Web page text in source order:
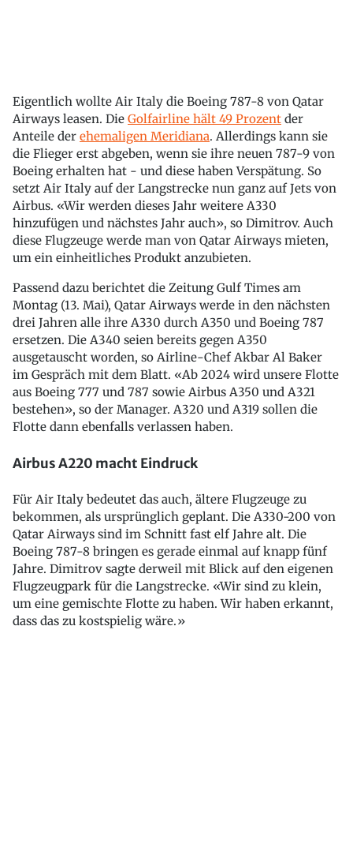
Eigentlich wollte Air Italy die Boeing 787-8 von Qatar
Airways leasen. Die Golfairline hält 49 Prozent der
Anteile der ehemaligen Meridiana. Allerdings kann sie
die Flieger erst abgeben, wenn sie ihre neuen 787-9 von
Boeing erhalten hat - und diese haben Verspätung. So
setzt Air Italy auf der Langstrecke nun ganz auf Jets von
Airbus. «Wir werden dieses Jahr weitere A330
hinzufügen und nächstes Jahr auch», so Dimitrov. Auch
diese Flugzeuge werde man von Qatar Airways mieten,
um ein einheitliches Produkt anzubieten.
Passend dazu berichtet die Zeitung Gulf Times am
Montag (13. Mai), Qatar Airways werde in den nächsten
drei Jahren alle ihre A330 durch A350 und Boeing 787
ersetzen. Die A340 seien bereits gegen A350
ausgetauscht worden, so Airline-Chef Akbar Al Baker
im Gespräch mit dem Blatt. «Ab 2024 wird unsere Flotte
aus Boeing 777 und 787 sowie Airbus A350 und A321
bestehen», so der Manager. A320 und A319 sollen die
Flotte dann ebenfalls verlassen haben.
Airbus A220 macht Eindruck
Für Air Italy bedeutet das auch, ältere Flugzeuge zu
bekommen, als ursprünglich geplant. Die A330-200 von
Qatar Airways sind im Schnitt fast elf Jahre alt. Die
Boeing 787-8 bringen es gerade einmal auf knapp fünf
Jahre. Dimitrov sagte derweil mit Blick auf den eigenen
Flugzeugpark für die Langstrecke. «Wir sind zu klein,
um eine gemischte Flotte zu haben. Wir haben erkannt,
dass das zu kostspielig wäre.»